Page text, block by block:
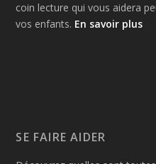
coin lecture qui vous aidera
vos enfants. En savoir plus
SE FAIRE AIDER